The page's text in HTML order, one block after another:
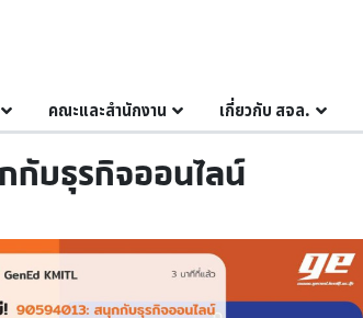
คณะและสำนักงาน เกี่ยวกับ สจล.
กับธุรกิจออนไลน์